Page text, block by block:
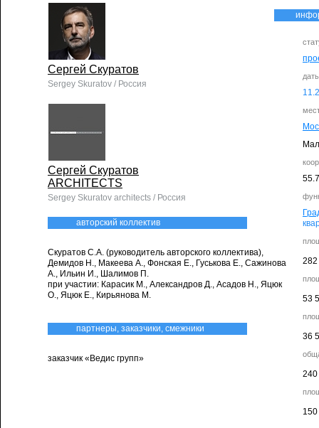
11.
53
36
Сергей Скуратов
Sergey Skuratov / Россия
Сергей Скуратов
ARCHITECTS
Sergey Skuratov architects / Россия
авторский коллектив
Скуратов C.А. (руководитель авторского коллектива),
Демидов Н., Макеева А., Фонская Е., Гуськова Е., Сажинова
А., Ильин И., Шалимов П.
при участии: Карасик М., Александров Д., Асадов Н., Яцюк
О., Яцюк Е., Кирьянова М.
партнеры, заказчики, смежники
заказчик «Ведис групп»